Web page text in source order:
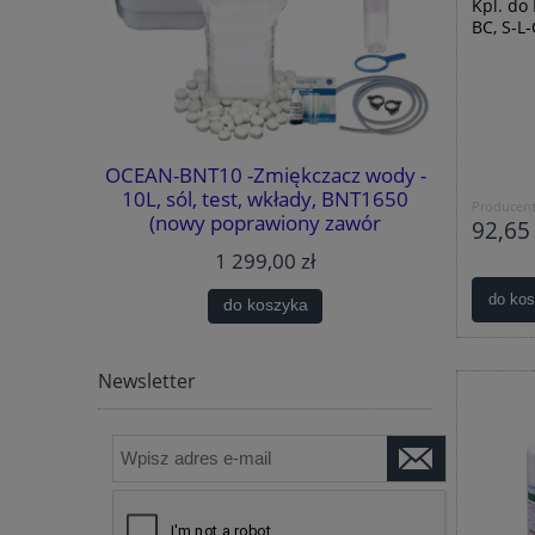
OCEAN-BNT10 -Zmiękczacz wody -
10L, sól, test, wkłady, BNT1650
(nowy poprawiony zawór
GARTISY
1 299,00 zł
do koszyka
wody -
Newsletter
Kpl. do
BC, S-
Producent:
92,65
do